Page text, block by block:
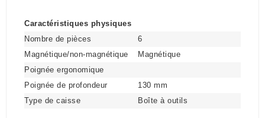
Caractéristiques physiques
Nombre de pièces
6
Magnétique/non-magnétique
Magnétique
Poignée ergonomique
Poignée de profondeur
130 mm
Type de caisse
Boîte à outils